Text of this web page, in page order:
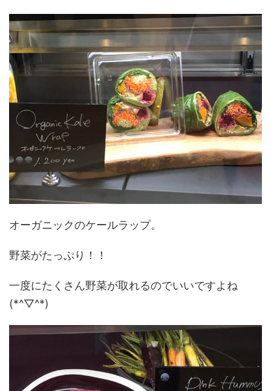
オーガニックのケールラップ。
野菜がたっぷり！！
一度にたくさん野菜が取れるのでいいですよね
(*^▽^*)